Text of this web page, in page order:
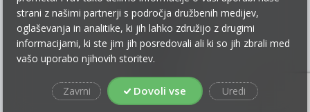
Pogoji poslovanja
Zasebnost
Piškotki
strani z našimi partnerji s področja družbenih medijev,
oglaševanja in analitike, ki jih lahko združijo z drugimi
informacijami, ki ste jim jih posredovali ali ki so jih zbrali med
vašo uporabo njihovih storitev.
Zavrni Dovoli vse Uredi